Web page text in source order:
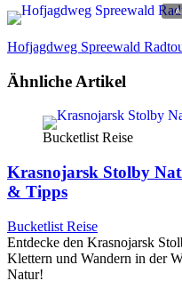
Hofjagdweg Spreewald
Ähnliche Artikel
Bucketlist Reise
Krasnojarsk Stolby
& Tipps
Bucketlist Reise
Entdecke den Krasnojarsk
Klettern und Wandern in der
Natur!